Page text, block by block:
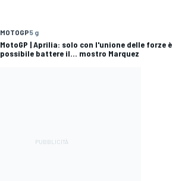
MOTOGP5 g
MotoGP | Aprilia: solo con l'unione delle forze è
possibile battere il... mostro Marquez